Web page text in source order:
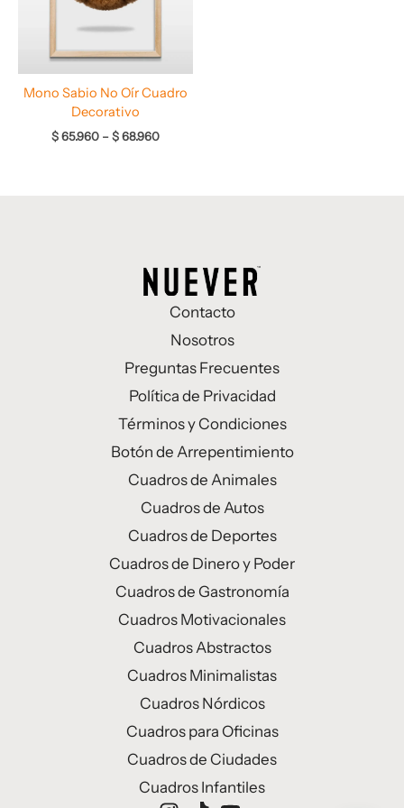
Mono Sabio No Oír Cuadro
Decorativo
$65.960 –$68.960
Contacto
Nosotros
Preguntas Frecuentes
Política de Privacidad
Términos y Condiciones
Botón de Arrepentimiento
Cuadros de Animales
Cuadros de Autos
Cuadros de Deportes
Cuadros de Dinero y Poder
Cuadros de Gastronomía
Cuadros Motivacionales
Cuadros Abstractos
Cuadros Minimalistas
Cuadros Nórdicos
Cuadros para Oficinas
Cuadros de Ciudades
Cuadros Infantiles